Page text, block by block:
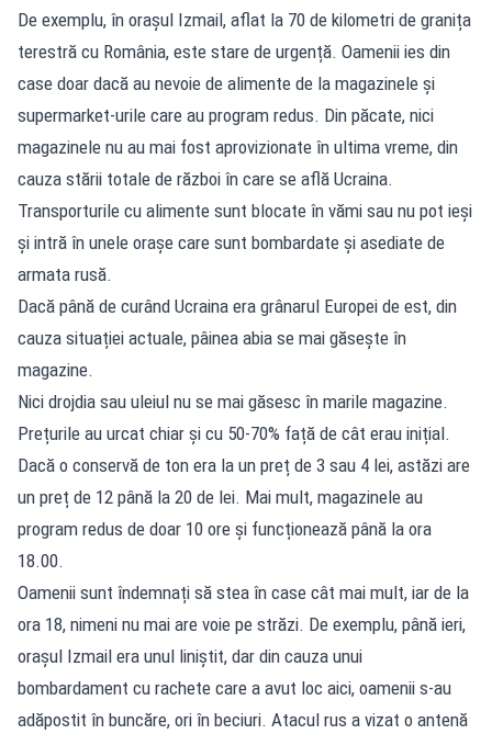
De exemplu, în orașul Izmail, aflat la 70 de kilometri de granița
terestră cu România, este stare de urgență. Oamenii ies din
case doar dacă au nevoie de alimente de la magazinele și
supermarket-urile care au program redus. Din păcate, nici
magazinele nu au mai fost aprovizionate în ultima vreme, din
cauza stării totale de război în care se află Ucraina.
Transporturile cu alimente sunt blocate în vămi sau nu pot ieși
și intră în unele orașe care sunt bombardate și asediate de
armata rusă.
Dacă până de curând Ucraina era grânarul Europei de est, din
cauza situației actuale, pâinea abia se mai găsește în
magazine.
Nici drojdia sau uleiul nu se mai găsesc în marile magazine.
Prețurile au urcat chiar și cu 50-70% față de cât erau inițial.
Dacă o conservă de ton era la un preț de 3 sau 4 lei, astăzi are
un preț de 12 până la 20 de lei. Mai mult, magazinele au
program redus de doar 10 ore și funcționează până la ora
18.00.
Oamenii sunt îndemnați să stea în case cât mai mult, iar de la
ora 18, nimeni nu mai are voie pe străzi. De exemplu, până ieri,
orașul Izmail era unul liniștit, dar din cauza unui
bombardament cu rachete care a avut loc aici, oamenii s-au
adăpostit în buncăre, ori în beciuri. Atacul rus a vizat o antenă